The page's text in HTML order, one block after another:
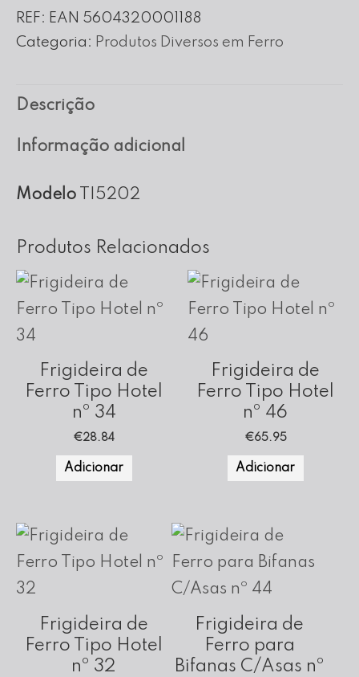
Frigideira
de
Bifanas
C/Asas
52
REF: EAN 5604320001188
Categoria: Produtos Diversos em Ferro
Descrição
Informação adicional
Modelo TI5202
Produtos Relacionados
Frigideira de
Ferro Tipo Hotel
nº 34
€28.84
Adicionar
Frigideira de
Ferro Tipo Hotel
nº 46
€65.95
Adicionar
Frigideira de
Ferro Tipo Hotel
nº 32
Frigideira de
Ferro para
Bifanas C/Asas nº